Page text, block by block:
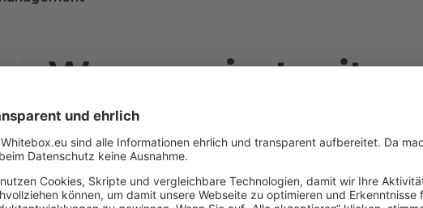
Was passiert mit
Erträgen aus
ausgeschütteten